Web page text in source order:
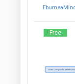
EburneaMind
Free